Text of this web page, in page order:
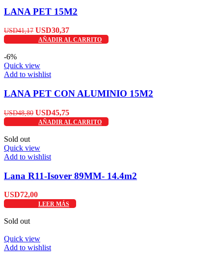
LANA PET 15M2
USD41,17 El
precio
USD41,17.
USD30,37El
precio
AÑADIR AL CARRITO
-6%
Quick view
Add to wishlist
LANA PET CON ALUMINIO 15M2
USD48,80 El
precio
USD48,80.
USD45,75El
precio
AÑADIR AL CARRITO
Sold out
Quick view
Add to wishlist
Lana R11-Isover 89MM- 14.4m2
USD72,00
LEER MÁS
Sold out
Quick view
Add to wishlist